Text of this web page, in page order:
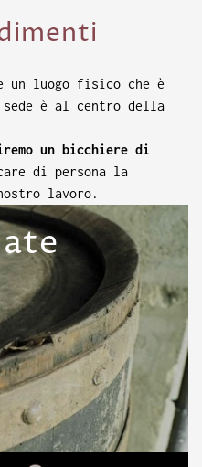
un luogo fisico che è
è al centro della
un bicchiere di
di persona la
lavoro.